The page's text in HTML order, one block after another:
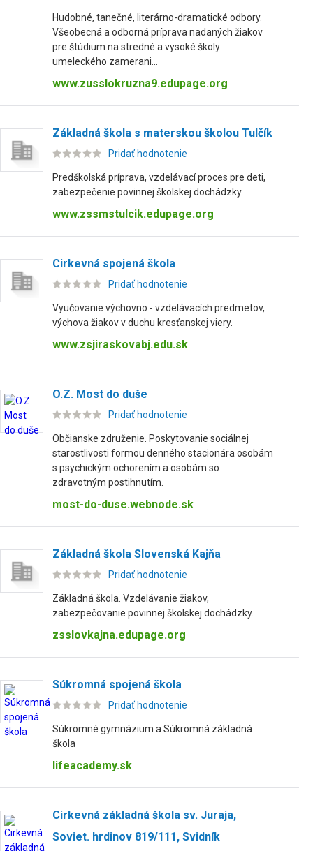
Hudobné, tanečné, literárno-dramatické odbory.
Všeobecná a odborná príprava nadaných žiakov
pre štúdium na stredné a vysoké školy
umeleckého zamerani...
www.zusslokruzna9.edupage.org
Základná škola s materskou školou Tulčík
Pridať hodnotenie
Predškolská príprava, vzdelávací proces pre deti,
zabezpečenie povinnej školskej dochádzky.
www.zssmstulcik.edupage.org
Cirkevná spojená škola
Pridať hodnotenie
Vyučovanie výchovno - vzdelávacích predmetov,
výchova žiakov v duchu kresťanskej viery.
www.zsjiraskovabj.edu.sk
O.Z. Most do duše
Pridať hodnotenie
Občianske združenie. Poskytovanie sociálnej
starostlivosti formou denného stacionára osobám
s psychickým ochorením a osobám so
zdravotným postihnutím.
most-do-duse.webnode.sk
Základná škola Slovenská Kajňa
Pridať hodnotenie
Základná škola. Vzdelávanie žiakov,
zabezpečovanie povinnej školskej dochádzky.
zsslovkajna.edupage.org
Súkromná spojená škola
Pridať hodnotenie
Súkromné gymnázium a Súkromná základná
škola
lifeacademy.sk
Cirkevná základná škola sv. Juraja,
Soviet. hrdinov 819/111, Svidník